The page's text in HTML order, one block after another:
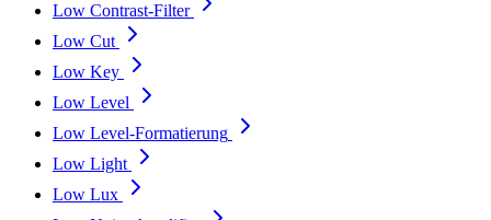
Low Contrast-Filter
Low Cut
Low Key
Low Level
Low Level-Formatierung
Low Light
Low Lux